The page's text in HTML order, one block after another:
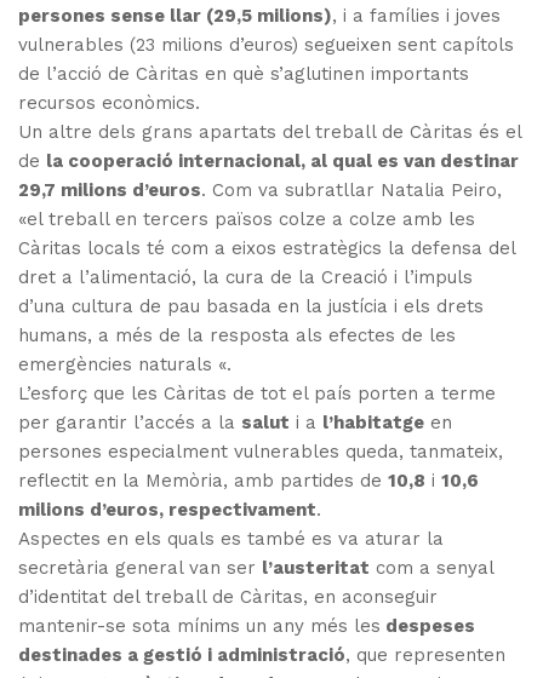
persones sense llar (29,5 milions), i a famílies i joves
vulnerables (23 milions d’euros) segueixen sent capítols
de l’acció de Càritas en què s’aglutinen importants
recursos econòmics.
Un altre dels grans apartats del treball de Càritas és el
de la cooperació internacional, al qual es van destinar
29,7 milions d’euros. Com va subratllar Natalia Peiro,
«el treball en tercers països colze a colze amb les
Càritas locals té com a eixos estratègics la defensa del
dret a l’alimentació, la cura de la Creació i l’impuls
d’una cultura de pau basada en la justícia i els drets
humans, a més de la resposta als efectes de les
emergències naturals «.
L’esforç que les Càritas de tot el país porten a terme
per garantir l’accés a la salut i a l’habitatge en
persones especialment vulnerables queda, tanmateix,
reflectit en la Memòria, amb partides de 10,8 i 10,6
milions d’euros, respectivament.
Aspectes en els quals es també es va aturar la
secretària general van ser l’austeritat com a senyal
d’identitat del treball de Càritas, en aconseguir
mantenir-se sota mínims un any més les despeses
destinades a gestió i administració, que representen